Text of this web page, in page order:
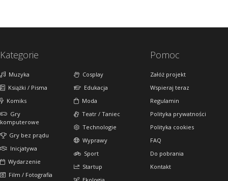
Kategorie
Muzyka
Książki / Pisma
Komiks
Gry
komputerowe
Gry bez prądu
Inicjatywa
Wydarzenie
Film / Fotografia
Cosplay
Edukacja
Moda
Teatr / Taniec
Technologie
Wyprawy
Sport
Startup
Pomoc
Załóż projekt
Wspieraj teraz
Regulamin
Polityka prywatności
Polityka cookies
FAQ
Do pobrania
Kontakt